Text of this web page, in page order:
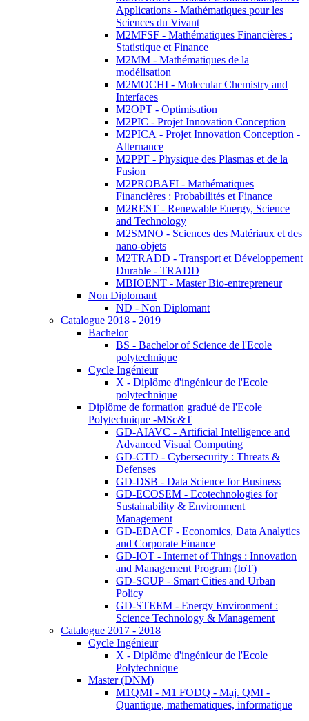
Applications - Mathématiques pour les
Sciences du Vivant
M2MFSF - Mathématiques Financières :
Statistique et Finance
M2MM - Mathématiques de la
modélisation
M2MOCHI - Molecular Chemistry and
Interfaces
M2OPT - Optimisation
M2PIC - Projet Innovation Conception
M2PICA - Projet Innovation Conception -
Alternance
M2PPF - Physique des Plasmas et de la
Fusion
M2PROBAFI - Mathématiques
Financières : Probabilités et Finance
M2REST - Renewable Energy, Science
and Technology
M2SMNO - Sciences des Matériaux et des
nano-objets
M2TRADD - Transport et Développement
Durable - TRADD
MBIOENT - Master Bio-entrepreneur
Non Diplomant
ND - Non Diplomant
Catalogue 2018 - 2019
Bachelor
BS - Bachelor of Science de l'Ecole
polytechnique
Cycle Ingénieur
X - Diplôme d'ingénieur de l'Ecole
polytechnique
Diplôme de formation gradué de l'Ecole
Polytechnique -MSc&T
GD-AIAVC - Artificial Intelligence and
Advanced Visual Computing
GD-CTD - Cybersecurity : Threats &
Defenses
GD-DSB - Data Science for Business
GD-ECOSEM - Ecotechnologies for
Sustainability & Environment
Management
GD-EDACF - Economics, Data Analytics
and Corporate Finance
GD-IOT - Internet of Things : Innovation
and Management Program (IoT)
GD-SCUP - Smart Cities and Urban
Policy
GD-STEEM - Energy Environment :
Science Technology & Management
Catalogue 2017 - 2018
Cycle Ingénieur
X - Diplôme d'ingénieur de l'Ecole
Polytechnique
Master (DNM)
M1QMI - M1 FODQ - Maj. QMI -
Quantique, mathematiques, informatique